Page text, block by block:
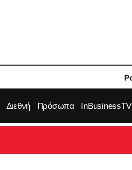
Διεθνή Πρόσωπα InBusinessTV